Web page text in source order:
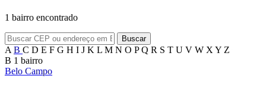
1 bairro encontrado
Buscar
A B C D E F G H I J K L M N O PQ R S T U V W X Y Z
B 1 bairro
Belo Campo